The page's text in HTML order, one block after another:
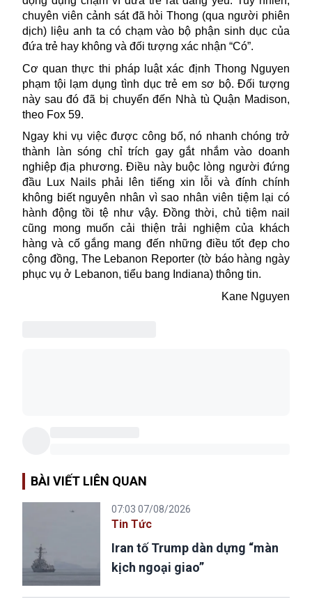
chuyên viên cảnh sát đã hỏi Thong (qua người phiên
dịch) liệu anh ta có chạm vào bộ phận sinh dục của
đứa trẻ hay không và đối tượng xác nhận “Có”.
Cơ quan thực thi pháp luật xác định Thong Nguyen
phạm tội lạm dụng tình dục trẻ em sơ bộ. Đối tượng
này sau đó đã bị chuyển đến Nhà tù Quận Madison,
theo Fox 59.
Ngay khi vụ việc được công bố, nó nhanh chóng trở
thành làn sóng chỉ trích gay gắt nhắm vào doanh
nghiệp địa phương. Điều này buộc lòng người đứng
đầu Lux Nails phải lên tiếng xin lỗi và đính chính
không biết nguyên nhân vì sao nhân viên tiệm lại có
hành động tồi tệ như vậy. Đồng thời, chủ tiệm nail
cũng mong muốn cải thiện trải nghiệm của khách
hàng và cố gắng mang đến những điều tốt đẹp cho
cộng đồng, The Lebanon Reporter (tờ báo hàng ngày
phục vụ ở Lebanon, tiểu bang Indiana) thông tin.
Kane Nguyen
BÀI VIẾT LIÊN QUAN
07:03 07/08/2026
Tin Tức
Iran tố Trump dàn dựng “màn
kịch ngoại giao”